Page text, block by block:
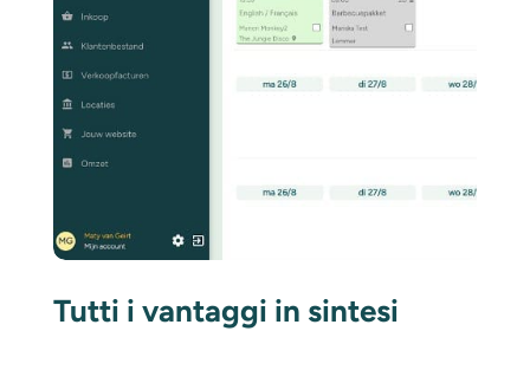
Tutti i vantaggi in sintesi